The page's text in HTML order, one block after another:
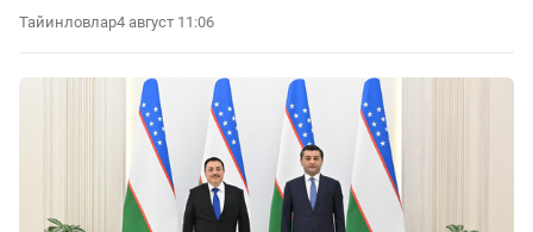
Тайинловлар4 август 11:06